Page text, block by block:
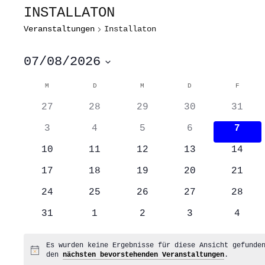
INSTALLATON
Veranstaltungen Installaton
07/08/2026
wählen.
KALENDER
VERANSTALTUNGEN
M D M D F
0
27
0
28
0
Veranstaltungen
29
0
30
0
31
0
3
0
4
0
Veranstaltungen
5
0
6
0
7
0
10
0
11
0
12
0
13
0
14
0
17
0
18
0
19
0
20
0
21
0
24
0
25
0
26
0
27
0
28
0
31
0
1
0
2
0
3
0
4
Hinweis
Es wurden keine Ergebnisse für diese Ansicht
den nächsten bevorstehenden Veranstaltungen.